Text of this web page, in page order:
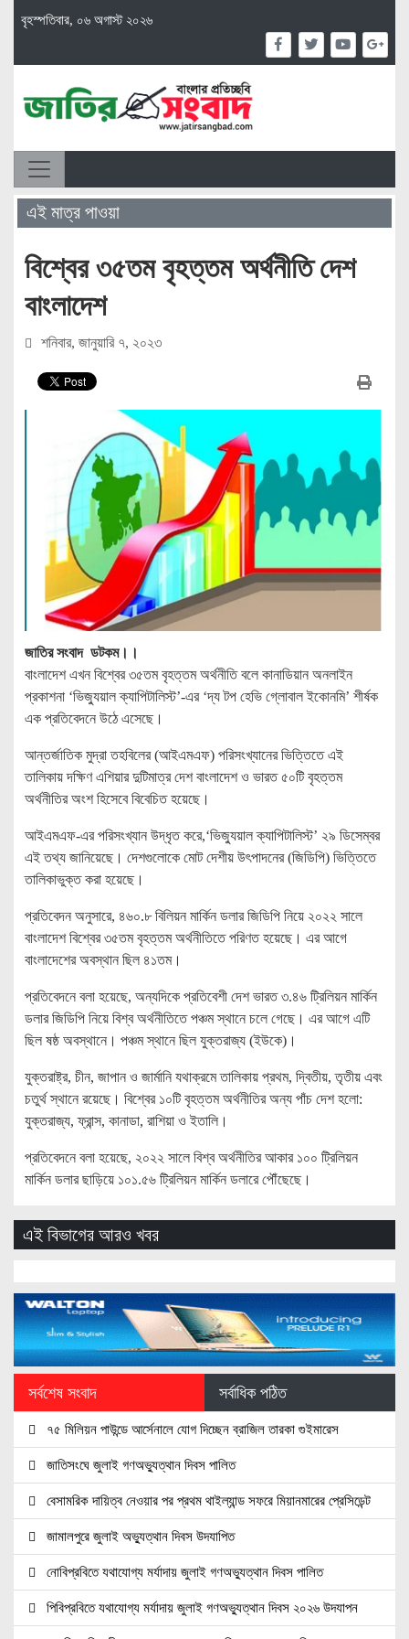
বৃহস্পতিবার, ০৬ অগাস্ট ২০২৬
এই মাত্র পাওয়া
বিশ্বের ৩৫তম বৃহত্তম অর্থনীতি দেশ
বাংলাদেশ
শনিবার, জানুয়ারি ৭, ২০২৩
জাতির সংবাদ ডটকম।।
বাংলাদেশ এখন বিশ্বের ৩৫তম বৃহত্তম অর্থনীতি বলে কানাডিয়ান অনলাইন
প্রকাশনা ‘ভিজ্যুয়াল ক্যাপিটালিস্ট’-এর ‘দ্য টপ হেভি গ্লোবাল ইকোনমি’ শীর্ষক
এক প্রতিবেদনে উঠে এসেছে।
আন্তর্জাতিক মুদ্রা তহবিলের (আইএমএফ) পরিসংখ্যানের ভিত্তিতে এই
তালিকায় দক্ষিণ এশিয়ার দুটিমাত্র দেশ বাংলাদেশ ও ভারত ৫০টি বৃহত্তম
অর্থনীতির অংশ হিসেবে বিবেচিত হয়েছে।
আইএমএফ-এর পরিসংখ্যান উদ্ধৃত করে,‘ভিজ্যুয়াল ক্যাপিটালিস্ট’ ২৯ ডিসেম্বর
এই তথ্য জানিয়েছে। দেশগুলোকে মোট দেশীয় উৎপাদনের (জিডিপি) ভিত্তিতে
তালিকাভুক্ত করা হয়েছে।
প্রতিবেদন অনুসারে, ৪৬০.৮ বিলিয়ন মার্কিন ডলার জিডিপি নিয়ে ২০২২ সালে
বাংলাদেশ বিশ্বের ৩৫তম বৃহত্তম অর্থনীতিতে পরিণত হয়েছে। এর আগে
বাংলাদেশের অবস্থান ছিল ৪১তম।
প্রতিবেদনে বলা হয়েছে, অন্যদিকে প্রতিবেশী দেশ ভারত ৩.৪৬ ট্রিলিয়ন মার্কিন
ডলার জিডিপি নিয়ে বিশ্ব অর্থনীতিতে পঞ্চম স্থানে চলে গেছে। এর আগে এটি
ছিল ষষ্ঠ অবস্থানে। পঞ্চম স্থানে ছিল যুক্তরাজ্য (ইউকে)।
যুক্তরাষ্ট্র, চীন, জাপান ও জার্মানি যথাক্রমে তালিকায় প্রথম, দ্বিতীয়, তৃতীয় এবং
চতুর্থ স্থানে রয়েছে। বিশ্বের ১০টি বৃহত্তম অর্থনীতির অন্য পাঁচ দেশ হলো:
যুক্তরাজ্য, ফ্রান্স, কানাডা, রাশিয়া ও ইতালি।
প্রতিবেদনে বলা হয়েছে, ২০২২ সালে বিশ্ব অর্থনীতির আকার ১০০ ট্রিলিয়ন
মার্কিন ডলার ছাড়িয়ে ১০১.৫৬ ট্রিলিয়ন মার্কিন ডলারে পৌঁছেছে।
এই বিভাগের আরও খবর
সর্বশেষ সংবাদ সর্বাধিক পঠিত
৭৫ মিলিয়ন পাউন্ডে আর্সেনালে যোগ দিচ্ছেন ব্রাজিল তারকা গুইমারেস
জাতিসংঘে জুলাই গণঅভ্যুত্থান দিবস পালিত
বেসামরিক দায়িত্ব নেওয়ার পর প্রথম থাইল্যান্ড সফরে মিয়ানমারের প্রেসিডেন্ট
জামালপুরে জুলাই অভ্যুত্থান দিবস উদযাপিত
নোবিপ্রবিতে যথাযোগ্য মর্যাদায় জুলাই গণঅভ্যুত্থান দিবস পালিত
পিবিপ্রবিতে যথাযোগ্য মর্যাদায় জুলাই গণঅভ্যুত্থান দিবস ২০২৬ উদযাপন